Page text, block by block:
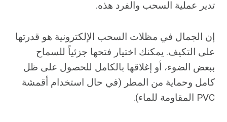
تدير عملية السحب والفرد هذه.
إن الجمال في مظلات السحب الإلكترونية هو قدرتها
على التكيف. يمكنك اختيار فتحها جزئياً للسماح
ببعض الضوء، أو إغلاقها بالكامل للحصول على ظل
كامل وحماية من المطر (في حال استخدام أقمشة
PVC المقاومة للماء).